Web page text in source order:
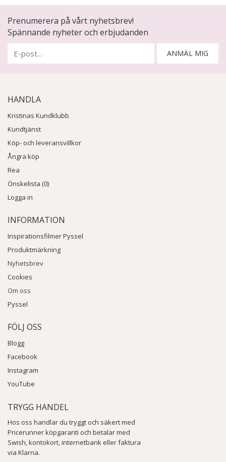
Prenumerera på vårt nyhetsbrev!
Spännande nyheter och erbjudanden
ANMÄL MIG
HANDLA
Kristinas Kundklubb
Kundtjänst
Köp- och leveransvillkor
Ångra köp
Rea
Önskelista (0)
Logga in
INFORMATION
Inspirationsfilmer Pyssel
Produktmärkning
Nyhetsbrev
Cookies
Om oss
Pyssel
FÖLJ OSS
Blogg
Facebook
Instagram
YouTube
TRYGG HANDEL
Hos oss handlar du tryggt och säkert med
Pricerunner köpgaranti och betalar med
Swish, kontokort, internetbank eller faktura
via Klarna.